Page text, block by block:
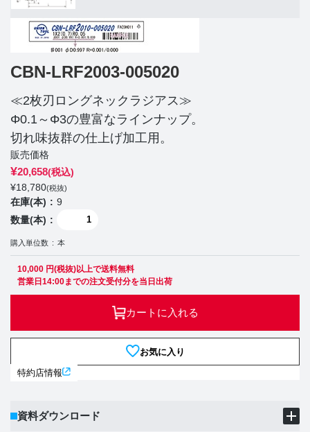
CBN-LRF2003-005020
≪2枚刃ロングネックラジアス≫
Φ0.1～Φ3の豊富なラインナップ。
切れ味抜群の仕上げ加工用。
販売価格
¥20,658(税込)
¥18,780(税抜)
在庫(本)
9
数量(本)
購入単位数 本
10,000 円(税抜)以上で送料無料
営業日14:00までの注文受付分を当日出荷
カートに入れる
お気に入り
特約店情報
資料ダウンロード